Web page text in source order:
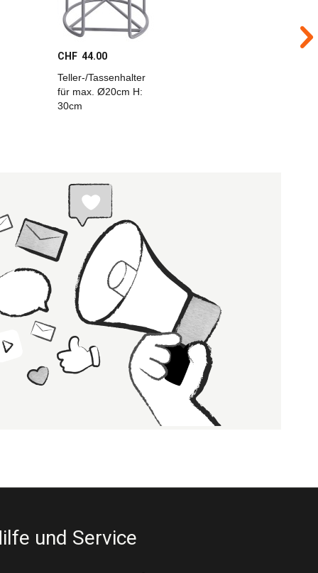
CHF 44.00
Teller-/Tassenhalter
für max. Ø20cm H:
30cm
und Service